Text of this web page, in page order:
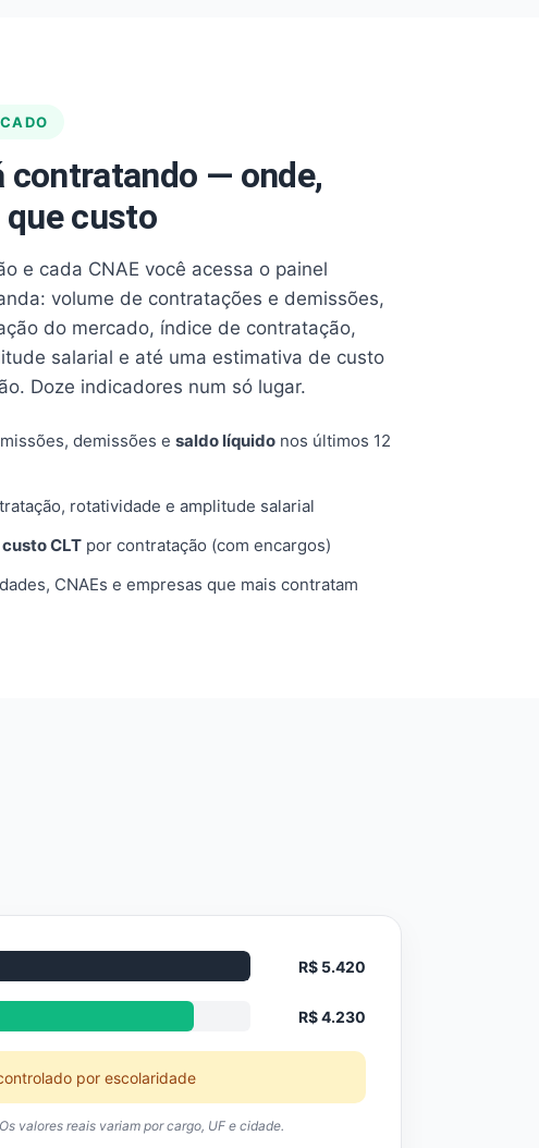
contratando — onde,
que custo
e cada CNAE você acessa o painel
volume de contratações e demissões,
do mercado, índice de contratação,
salarial e até uma estimativa de custo
Doze indicadores num só lugar.
demissões e saldo líquido nos últimos 12
rotatividade e amplitude salarial
custo CLT por contratação (com encargos)
CNAEs e empresas que mais contratam
R$ 5.420
R$ 4.230
por escolaridade
valores reais variam por cargo, UF e cidade.